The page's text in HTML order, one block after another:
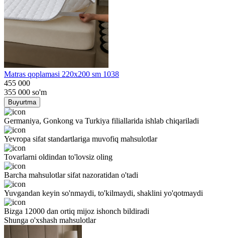
Matras qoplamasi 220x200 sm 1038
455 000
355 000 so'm
Buyurtma
Germaniya, Gonkong va Turkiya filiallarida ishlab chiqariladi
Yevropa sifat standartlariga muvofiq mahsulotlar
Tovarlarni oldindan to'lovsiz oling
Barcha mahsulotlar sifat nazoratidan o'tadi
Yuvgandan keyin so'nmaydi, to'kilmaydi, shaklini yo'qotmaydi
Bizga 12000 dan ortiq mijoz ishonch bildiradi
Shunga o'xshash mahsulotlar